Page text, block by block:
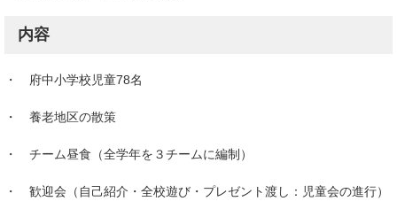
内容
・ 府中小学校児童78名
・ 養老地区の散策
・ チーム昼食（全学年を３チームに編制）
・ 歓迎会（自己紹介・全校遊び・プレゼント渡し：児童会の進行）